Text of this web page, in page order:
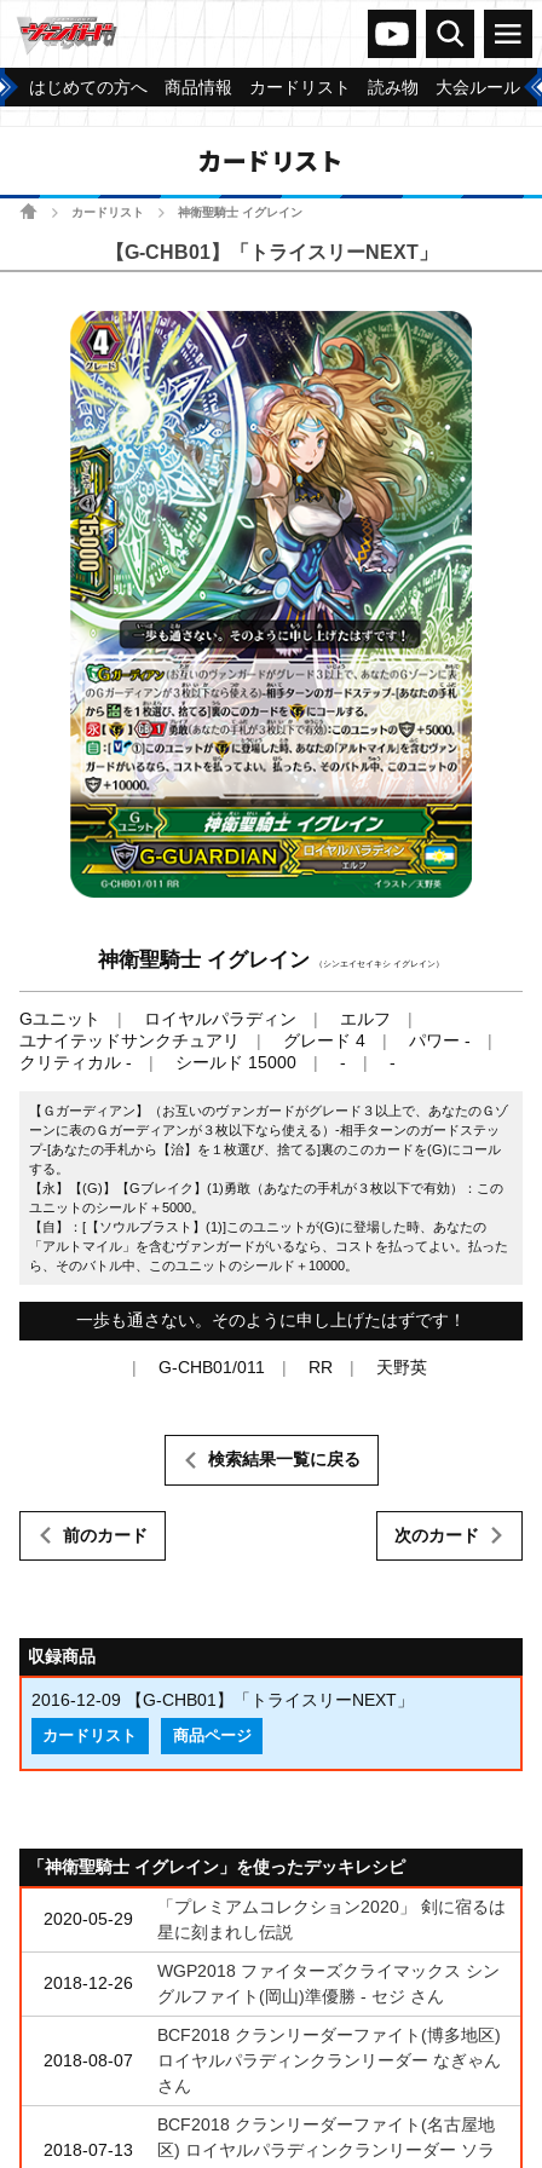
ヴァンガードch
検索 メニュー
はじめての方へ 商品情報 カードリスト 読み物 大会ルール
カードリスト
ホームカードリスト 神衛聖騎士 イグレイン
【G-CHB01】「トライスリーNEXT」
神衛聖騎士 イグレイン （シンエイセイキシ イグレイン）
Gユニット ロイヤルパラディン
エルフ
ユナイテッドサンクチュアリ
グレード 4
パワー -
クリティカル -
シールド 15000 - -
【Ｇガーディアン】（お互いのヴァンガードがグレード３以上で、あなたのＧゾ
ーンに表のＧガーディアンが３枚以下なら使える）-相手ターンのガードステッ
プ-[あなたの手札から【治】を１枚選び、捨てる]裏のこのカードを(G)にコール
する。
【永】【(G)】【Gブレイク】(1)勇敢（あなたの手札が３枚以下で有効）：この
ユニットのシールド＋5000。
【自】：[【ソウルブラスト】(1)]このユニットが(G)に登場した時、あなたの
「アルトマイル」を含むヴァンガードがいるなら、コストを払ってよい。払った
ら、そのバトル中、このユニットのシールド＋10000。
一歩も通さない。そのように申し上げたはずです！
G-CHB01/011 RR 天野英
前のカード
検索結果一覧に戻る
次のカード
収録商品
2016-12-09 【G-CHB01】「トライスリーNEXT」
カードリスト 商品ページ
「神衛聖騎士 イグレイン」を使ったデッキレシピ
2020-05-29
「プレミアムコレクション2020」 剣に宿るは
星に刻まれし伝説
2018-12-26
WGP2018 ファイターズクライマックス シン
グルファイト(岡山)準優勝 - セジ さん
2018-08-07
BCF2018 クランリーダーファイト(博多地区)
ロイヤルパラディンクランリーダー なぎゃん
さん
2018-07-13
BCF2018 クランリーダーファイト(名古屋地
区) ロイヤルパラディンクランリーダー ソラ